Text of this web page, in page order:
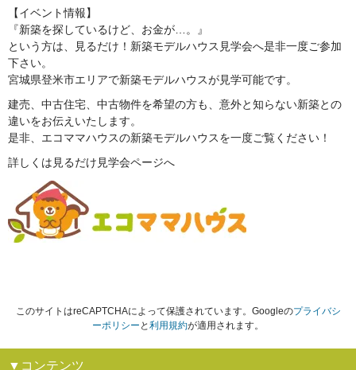
【イベント情報】
『新築を探しているけど、お金が…。』
という方は、見るだけ！新築モデルハウス見学会へ是非一度ご参加
下さい。
宮城県登米市エリアで新築モデルハウスが見学可能です。
建売、中古住宅、中古物件を希望の方も、意外と知らない新築との
違いをお伝えいたします。
是非、エコママハウスの新築モデルハウスを一度ご覧ください！
詳しくは見るだけ見学会ページへ
このサイトはreCAPTCHAによって保護されています。Googleのプライバシ
ーポリシー と 利用規約が適用されます。
▼コンテンツ